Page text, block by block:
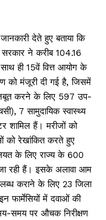
देते हुए बताया कि
ने करीब 104.16
ही 15वें वित्त आयोग के
को मंजूरी दी गई है, जिसमें
करने के लिए 597 उप-
7 सामुदायिक स्वास्थ्य
शामिल हैं। मरीजों को
को रेखांकित करते हुए
के लिए राज्य के 600
रही हैं। इसके अलावा आम
कराने के लिए 23 जिला
फार्मेसियों में दवाओं की
समय पर औचक निरीक्षण